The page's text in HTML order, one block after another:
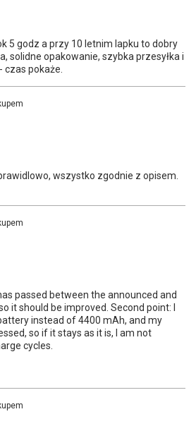
5 godz a przy 10 letnim lapku to dobry
solidne opakowanie, szybka przesyłka i
czas pokaże.
wszystko zgodnie z opisem.
passed between the announced and
it should be improved. Second point: I
instead of 4400 mAh, and my
so if it stays as it is, I am not
cycles.